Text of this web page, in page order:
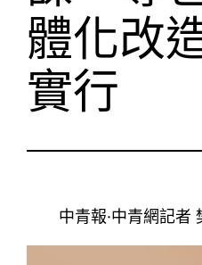
體化改
實行
中青報·中青網記者